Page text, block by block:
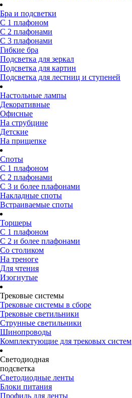
Бра и подсветки
С 1 плафоном
С 2 плафонами
С 3 плафонами
Гибкие бра
Подсветка для зеркал
Подсветка для картин
Подсветка для лестниц и ступеней
Настольные лампы
Декоративные
Офисные
На струбцине
Детские
На прищепке
Споты
С 1 плафоном
С 2 плафонами
С 3 и более плафонами
Накладные споты
Встраиваемые споты
Торшеры
С 1 плафоном
С 2 и более плафонами
Со столиком
На треноге
Для чтения
Изогнутые
Трековые системы
Трековые системы в сборе
Трековые светильники
Струнные светильники
Шинопроводы
Комплектующие для трековых систем
Светодиодная
подсветка
Светодиодные ленты
Блоки питания
Профиль для ленты